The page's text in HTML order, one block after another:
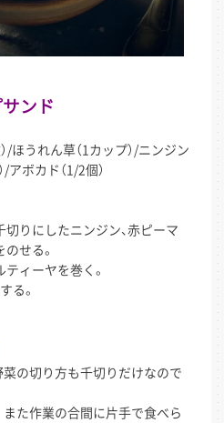
ンド
/ほうれん草（1カップ）/ニンジン
/アボカド（1/2個）
りにしたニンジン、赤ピーマ
せる。
ィーヤを巻く。
る。
菜の切り方も千切りだけなので
また作業の合間に片手で食べら